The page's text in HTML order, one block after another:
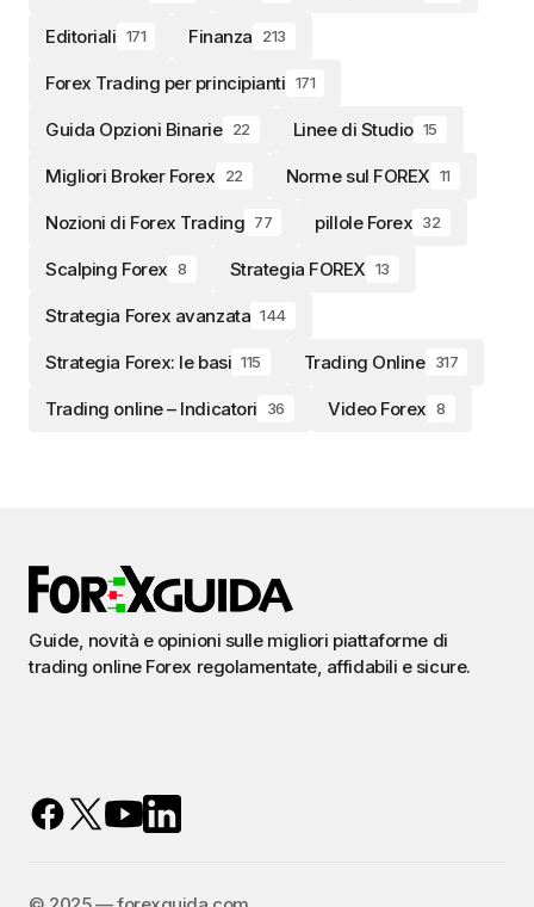
Editoriali 171 Finanza 213
Forex Trading per principianti 171
Guida Opzioni Binarie 22 Linee di Studio 15
Migliori Broker Forex 22 Norme sul FOREX 11
Nozioni di Forex Trading 77 pillole Forex 32
Scalping Forex 8 Strategia FOREX 13
Strategia Forex avanzata 144
Strategia Forex: le basi 115 Trading Online 317
Trading online – Indicatori 36 Video Forex 8
Guide, novità e opinioni sulle migliori piattaforme di
trading online Forex regolamentate, affidabili e sicure.